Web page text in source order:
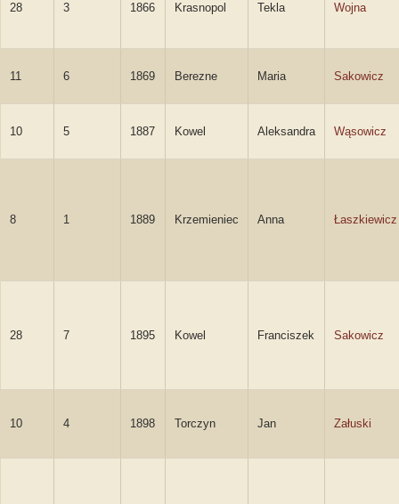
28 3 1866 Krasnopol Tekla Wojna
11 6 1869 Berezne Maria Sakowicz
10 5 1887 Kowel Aleksandra Wąsowicz
8 1 1889 Krzemieniec Anna Łaszkiewicz
28 7 1895 Kowel Franciszek Sakowicz
10 4 1898 Torczyn Jan Załuski